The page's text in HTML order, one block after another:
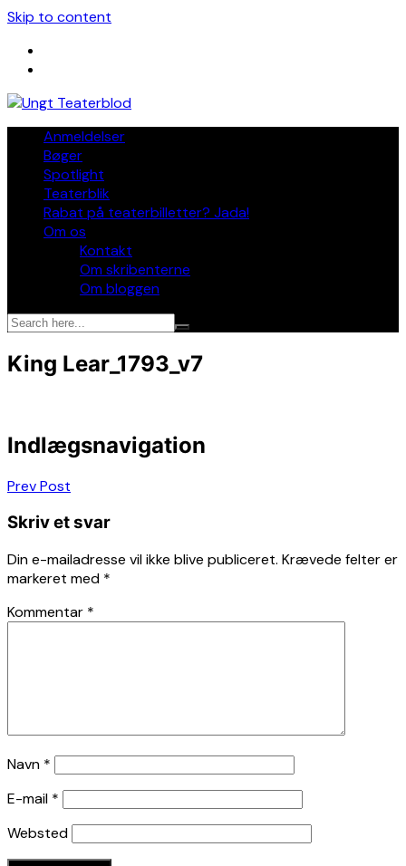
Skip to content
Anmeldelser
Bøger
Spotlight
Teaterblik
Rabat på teaterbilletter? Jada!
Om os
Kontakt
Om skribenterne
Om bloggen
King Lear_1793_v7
Indlægsnavigation
Prev Post
Skriv et svar
Din e-mailadresse vil ikke blive publiceret. Krævede felter er
markeret med *
Kommentar *
Navn *
E-mail *
Websted